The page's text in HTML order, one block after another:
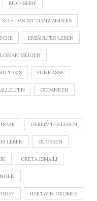
BUCHSERIE
– DAS IST GANZ ANDERS
ERZÄHLTES LEBEN
MEIGEN
TAXIS FÜNF ASSE
GEDANKEN
GEREIMTES LEBEN
LEBEN GLOSSEN
GRETA ISMAILI
HARTWIN GROMES